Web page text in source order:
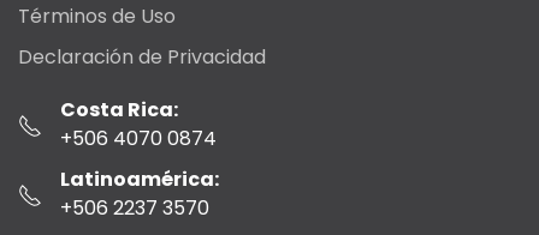
Términos de Uso
Declaración de Privacidad
Costa Rica:
+506 4070 0874
Latinoamérica:
+506 2237 3570